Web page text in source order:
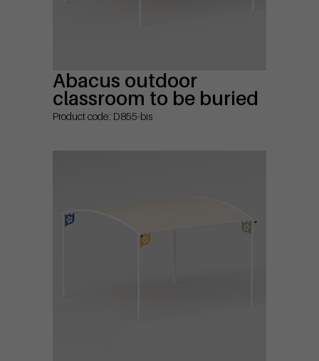
Abacus outdoor
classroom to be buried
Product code: D855-bis